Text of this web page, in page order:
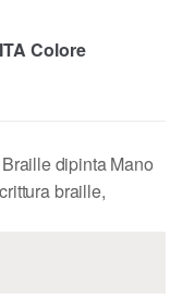
Colore
dipinta Mano
braille,